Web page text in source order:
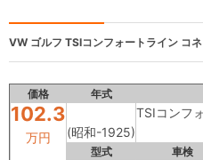
VW ゴルフ TSIコンフォートライン コ
価格 年式
102.3
万円 (昭和-1925)
TSIコンフ
型式 車検